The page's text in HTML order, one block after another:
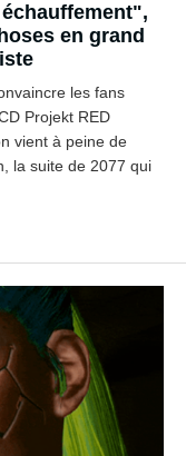
en grand
les fans
Projekt RED
vient à peine de
la suite de 2077 qui